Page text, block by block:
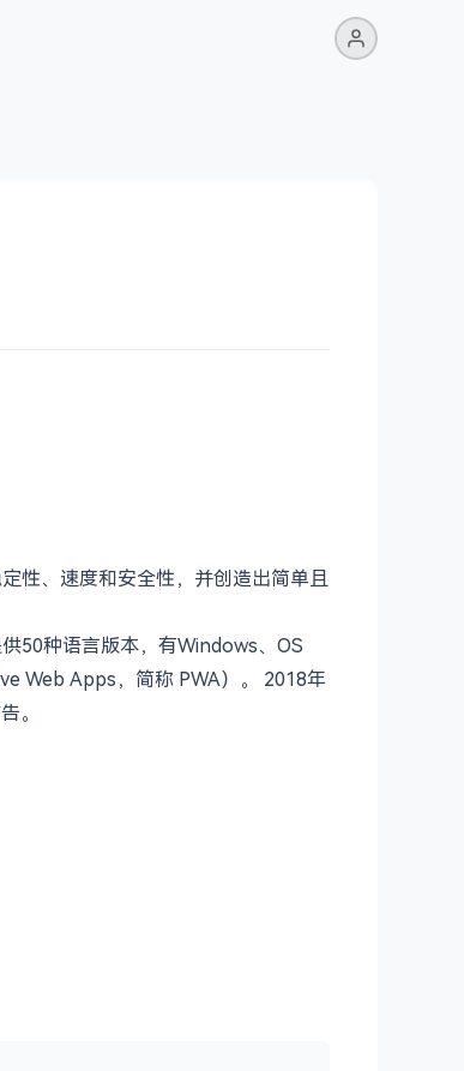
性、速度和安全性，并创造出简单且
50种语言版本，有Windows、OS
Web Apps，简称 PWA）。 2018年
。